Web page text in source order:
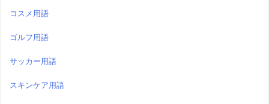
コスメ用語
ゴルフ用語
サッカー用語
スキンケア用語